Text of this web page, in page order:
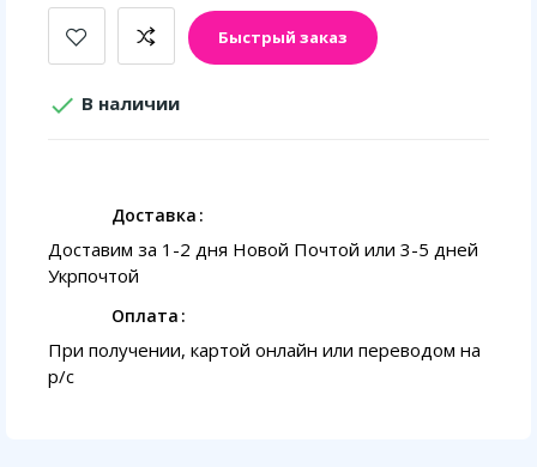
Быстрый заказ
 В наличии
Доставка
Доставим за 1-2 дня Новой Почтой или 3-5 дней
Укрпочтой
Оплата
При получении, картой онлайн или переводом на
p/с